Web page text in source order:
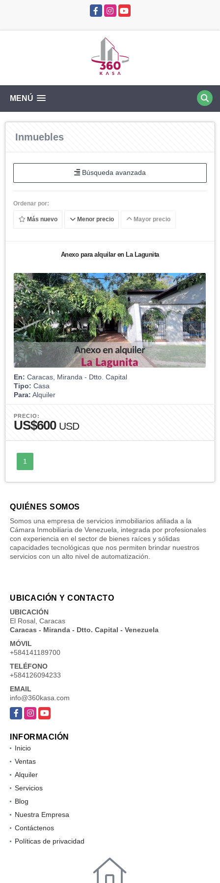
Facebook
InstagramYouTube
MENÚ
Inmuebles
Búsqueda avanzada
Ordenar por:
Más nuevo Menor precio Mayor precio
Anexo para alquilar en La Lagunita
En: Caracas, Miranda - Dtto. Capital
Tipo: Casa
Para: Alquiler
PRECIO:
US$600 USD
1
QUIÉNES SOMOS
Somos una empresa de servicios inmobiliarios afiliada a la
Cámara Inmobiliaria de Venezuela, integrada por profesionales
con experiencia en el sector de bienes raíces y sólidas
capacidades tecnológicas que nos permiten brindar nuestros
servicios con un alto nivel de automatización.
UBICACIÓN Y CONTACTO
UBICACIÓN
El Rosal, Caracas
Caracas - Miranda - Dtto. Capital - Venezuela
MÓVIL
+584141189700
TELÉFONO
+584126094233
EMAIL
info@360kasa.com
Facebook
InstagramYouTube
INFORMACIÓN
Inicio
Ventas
Alquiler
Servicios
Blog
Nuestra Empresa
Contáctenos
Políticas de privacidad